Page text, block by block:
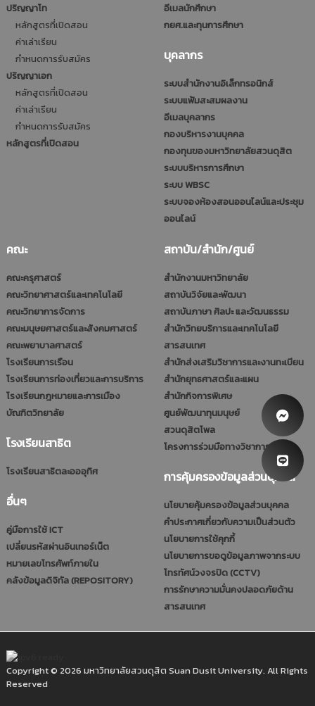
ปริญญาโท
หลักสูตรที่เปิดสอน
ค่าเล่าเรียน
กำหนดการรับสมัคร
ปริญญาเอก
หลักสูตรที่เปิดสอน
ค่าเล่าเรียน
กำหนดการรับสมัคร
หลักสูตรที่เปิดสอน
อีเมลนักศึกษา
กยศ.และทุนการศึกษา
บุคลากร
ระบบสำนักงานอิเล็กทรอนิกส์
ระบบแฟ้มสะสมผลงาน
อีเมลบุคลากร
กองบริหารงานบุคคล
กองทุนของมหาวิทยาลัยสวนดุสิต
ระบบบริหารการศึกษา
ระบบ WBSC
ระบบจองห้องสอนออนไลน์และประชุม
ออนไลน์
คณะ
คณะครุศาสตร์
คณะวิทยาศาสตร์และเทคโนโลยี
คณะวิทยาการจัดการ
คณะมนุษยศาสตร์และสังคมศาสตร์
คณะพยาบาลศาสตร์
โรงเรียนการเรือน
โรงเรียนการท่องเที่ยวและการบริการ
โรงเรียนกฎหมายและการเมือง
บัณฑิตวิทยาลัย
โรงเรียนสาธิต
โรงเรียนสาธิตละอออุทิศ
อื่นๆ
คู่มือการใช้ ICT
เปลี่ยนรหัสผ่านอินเทอร์เน็ต
หมายเลขโทรศัพท์ภายใน
คลังข้อมูลดิจิทัล (REPOSITORY)
สถาบัน/สำนัก/ศูนย์
สำนักงานมหาวิทยาลัย
สถาบันวิจัยและพัฒนา
สถาบันภาษา ศิลปะ และวัฒนธรรม
สำนักวิทยบริการและเทคโนโลยี
สารสนเทศ
สำนักส่งเสริมวิชาการและงานทะเบียน
สำนักยุทธศาสตร์และแผน
สำนักกิจการพิเศษ
ศูนย์พัฒนาทุนมนุษย์
สวนดุสิตโพล
โครงการร่วมมือทางวิชาการ (รมป.)
การคุ้มครองข้อมูลส่วนบุคคล
นโยบายคุ้มครองข้อมูลส่วนบุคคล
คำประกาศเกี่ยวกับความเป็นส่วนตัว
นโยบายการใช้คุกกี้
นโยบายการขอดูข้อมูลภาพจากระบบ
โทรทัศน์วงจรปิด (CCTV)
การรักษาความมั่นคงปลอดภัยด้าน
สารสนเทศ
Copyright © 2026 มหาวิทยาลัยสวนดุสิต Suan Dusit University. All Rights
Reserved